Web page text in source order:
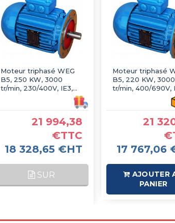
Moteur triphasé WEG
B5, 250 KW, 3000
tr/min, 230/400V, IE3,
21 994,38
€TTC
18 328,65 €HT
SUR
Moteur triphasé
B5, 220 KW, 3000
tr/min, 400/690V,
21
17 767,06
AJOUTER
PANIER